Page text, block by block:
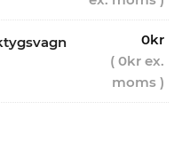
7
är:
5
0kr
( 0kr ex.
moms )